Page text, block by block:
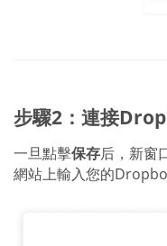
步驟2：連接
一旦點擊保存后，新窗
網站上輸入您的